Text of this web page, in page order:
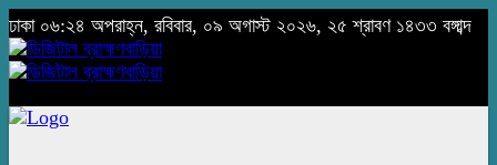
ঢাকা ০৬:২৪ অপরাহ্ন, রবিবার, ০৯ অগাস্ট ২০২৬, ২৫ শ্রাবণ ১৪৩৩ বঙ্গাব্দ